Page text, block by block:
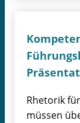
Rhetorik
müssen